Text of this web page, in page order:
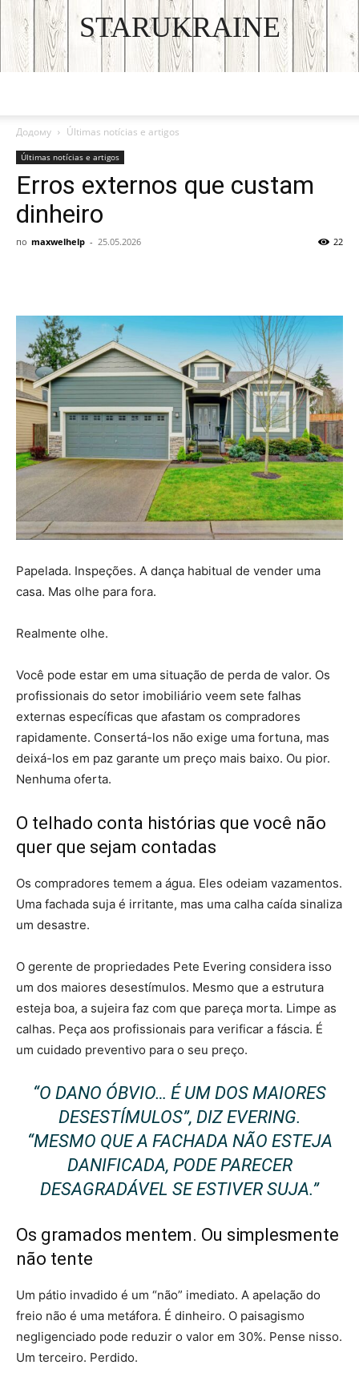
STARUKRAINE
DISCOVER THE ART OF PUBLISHING
Додому Últimas notícias e artigos
Últimas notícias e artigos
Erros externos que custam
dinheiro
по maxwelhelp - 25.05.2026 22
Papelada. Inspeções. A dança habitual de vender uma
casa. Mas olhe para fora.
Realmente olhe.
Você pode estar em uma situação de perda de valor. Os
profissionais do setor imobiliário veem sete falhas
externas específicas que afastam os compradores
rapidamente. Consertá-los não exige uma fortuna, mas
deixá-los em paz garante um preço mais baixo. Ou pior.
Nenhuma oferta.
O telhado conta histórias que você não
quer que sejam contadas
Os compradores temem a água. Eles odeiam vazamentos.
Uma fachada suja é irritante, mas uma calha caída sinaliza
um desastre.
O gerente de propriedades Pete Evering considera isso
um dos maiores desestímulos. Mesmo que a estrutura
esteja boa, a sujeira faz com que pareça morta. Limpe as
calhas. Peça aos profissionais para verificar a fáscia. É
um cuidado preventivo para o seu preço.
“O DANO ÓBVIO… É UM DOS MAIORES
DESESTÍMULOS”, DIZ EVERING.
“MESMO QUE A FACHADA NÃO ESTEJA
DANIFICADA, PODE PARECER
DESAGRADÁVEL SE ESTIVER SUJA.”
Os gramados mentem. Ou simplesmente
não tente
Um pátio invadido é um “não” imediato. A apelação do
freio não é uma metáfora. É dinheiro. O paisagismo
negligenciado pode reduzir o valor em 30%. Pense nisso.
Um terceiro. Perdido.